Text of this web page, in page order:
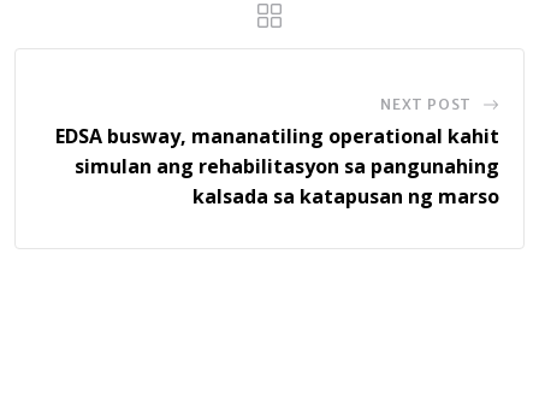
NEXT POST
EDSA busway, mananatiling operational kahit
simulan ang rehabilitasyon sa pangunahing
kalsada sa katapusan ng marso